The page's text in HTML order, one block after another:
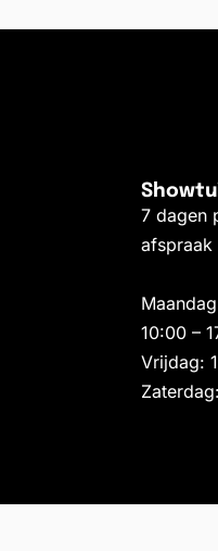
7 dagen
afspraak
10:00 –
Vrijdag: